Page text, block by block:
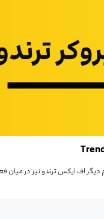
دیگر اف ایکس ترندو نیز در